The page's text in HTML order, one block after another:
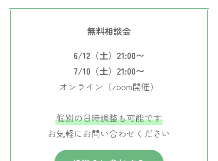
無料相談会
6/12（土）21:00〜
7/10（土）21:00〜
オンライン（zoom開催）
個別の日時調整も可能です
お気軽にお問い合わせください